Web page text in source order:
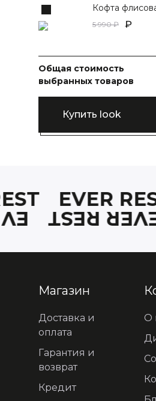
Кофта
5 990
Общая стоимость
выбранных товаров
Купить look
EVER
EVER
Магазин
Доставка и
оплата
Гарантия и
возврат
Кредит
О